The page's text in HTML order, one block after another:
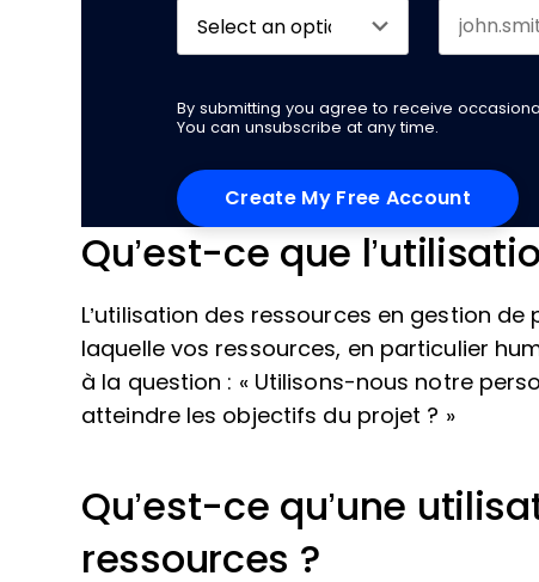
By submitting you agree to receive
You can unsubscribe at any time.
Qu’est-ce que
L’utilisation des ressources en gestion
laquelle vos ressources, en particulier
à la question : « Utilisons-nous notre
atteindre les objectifs du projet ? »
Qu’est-ce qu’une
ressources ?